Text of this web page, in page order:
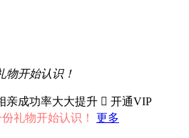
物开始认识！
亲成功率大大提升  开通VIP
礼物开始认识！ 更多